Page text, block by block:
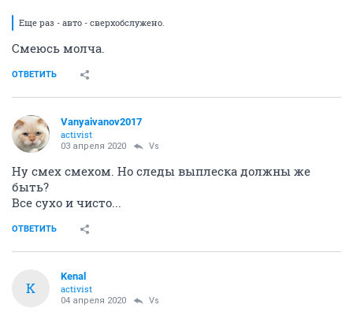
Еще раз - авто - сверхобслужено.
Смеюсь молча.
ОТВЕТИТЬ
Vanyaivanov2017
activist
03 апреля 2020 Vs
Ну смех смехом. Но следы выплеска должны же
быть?
Все сухо и чисто...
ОТВЕТИТЬ
K
Kenal
activist
04 апреля 2020 Vs